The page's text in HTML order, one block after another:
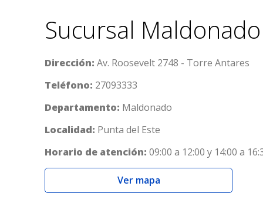
Sucursal Maldonado
Dirección: Av. Roosevelt 2748 - Torre Antares
Teléfono: 27093333
Departamento: Maldonado
Localidad: Punta del Este
Horario de atención: 09:00 a 12:00 y 14:00 a
Ver mapa